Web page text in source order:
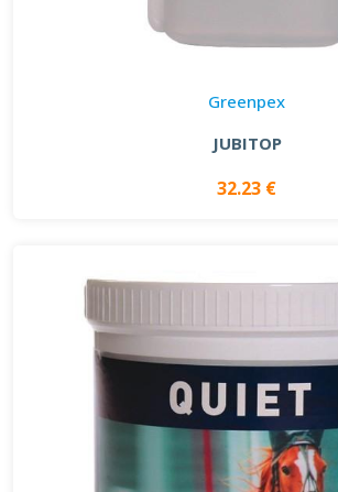
Greenpex
JUBITOP
32.23 €